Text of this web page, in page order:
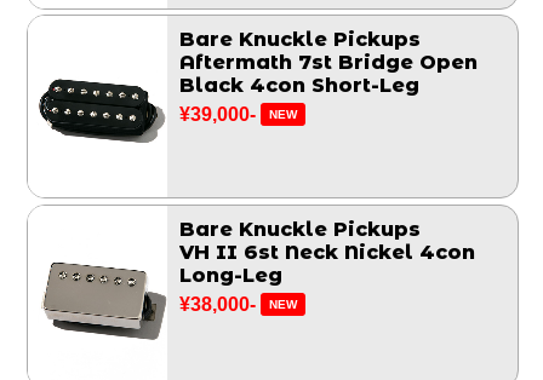
Bare Knuckle Pickups
Aftermath 7st Bridge Open
Black 4con Short-Leg
¥39,000- NEW
Bare Knuckle Pickups
VH II 6st Neck Nickel 4con
Long-Leg
¥38,000- NEW